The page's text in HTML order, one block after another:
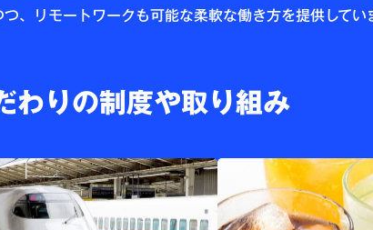
、リモートワークも可能な柔軟な働き方を提供してい
わりの制度や取り組み